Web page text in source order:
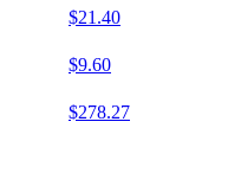
$21.40
$9.60
$278.27